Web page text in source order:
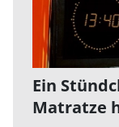
Ein
Matratze